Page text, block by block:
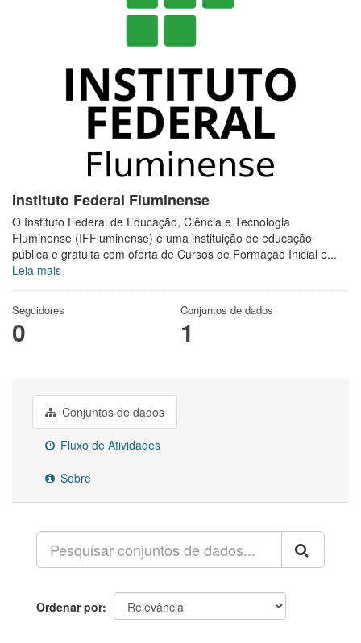
Instituto Federal Fluminense
O Instituto Federal de Educação, Ciência e Tecnologia
Fluminense (IFFluminense) é uma instituição de educação
pública e gratuita com oferta de Cursos de Formação Inicial e...
Leia mais
Seguidores
0
Conjuntos de dados
1
Conjuntos de dados
Fluxo de Atividades
Sobre
Ordenar por